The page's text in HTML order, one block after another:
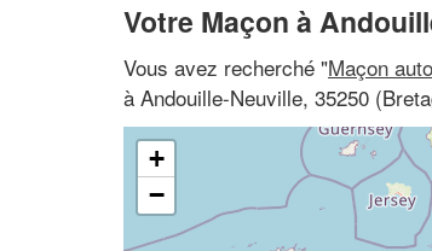
Votre Maçon à
Vous avez recherché "Maçon
à Andouille-Neuville, 35250
+
−